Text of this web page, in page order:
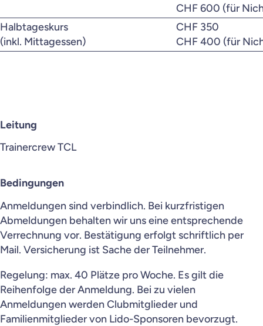
CHF 600 (für
Halbtageskurs
(inkl. Mittagessen)
CHF 350
CHF 400 (für
Leitung
Trainercrew TCL
Bedingungen
Anmeldungen sind verbindlich. Bei kurzfristigen
Abmeldungen behalten wir uns eine entsprechende
Verrechnung vor. Bestätigung erfolgt schriftlich per
Mail. Versicherung ist Sache der Teilnehmer.
Regelung: max. 40 Plätze pro Woche. Es gilt die
Reihenfolge der Anmeldung. Bei zu vielen
Anmeldungen werden Clubmitglieder und
Familienmitglieder von Lido-Sponsoren bevorzugt.